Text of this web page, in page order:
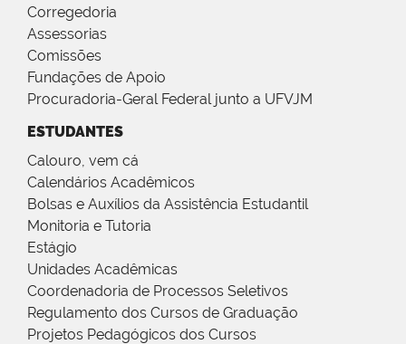
Corregedoria
Assessorias
Comissões
Fundações de Apoio
Procuradoria-Geral Federal junto a UFVJM
ESTUDANTES
Calouro, vem cá
Calendários Acadêmicos
Bolsas e Auxílios da Assistência Estudantil
Monitoria e Tutoria
Estágio
Unidades Acadêmicas
Coordenadoria de Processos Seletivos
Regulamento dos Cursos de Graduação
Projetos Pedagógicos dos Cursos